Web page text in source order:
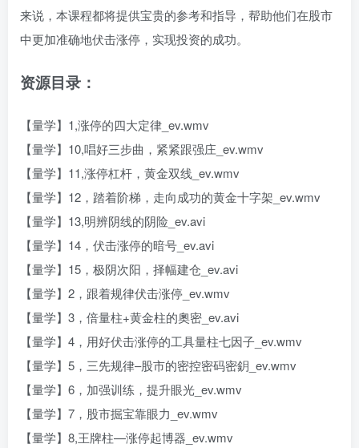
来说，本课程都将提供宝贵的参考和指导，帮助他们在股市
中更加准确地伏击涨停，实现投资的成功。
资源目录：
【量学】1,涨停的四大定律_ev.wmv
【量学】10,唱好三步曲，紧紧跟强庄_ev.wmv
【量学】11,涨停杠杆，黄金双线_ev.wmv
【量学】12，踏着阶梯，走向成功的黄金十字架_ev.wmv
【量学】13,明辨阴线的阴险_ev.avi
【量学】14，伏击涨停的暗号_ev.avi
【量学】15，极阴次阳，择幅建仓_ev.avi
【量学】2，跟着规律伏击涨停_ev.wmv
【量学】3，倍量柱+黄金柱的奧密_ev.avi
【量学】4，用好伏击涨停的工具量柱七因子_ev.wmv
【量学】5，三先规律–股市的密控密码密鈅_ev.wmv
【量学】6，加强训练，提升眼光_ev.wmv
【量学】7，股市掘宝靠眼力_ev.wmv
【量学】8,王牌柱—涨停起博器_ev.wmv